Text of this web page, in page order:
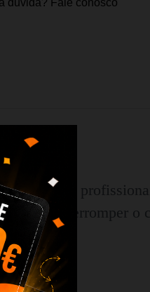
duvida? Fale conosco
aplicações
e interromper o